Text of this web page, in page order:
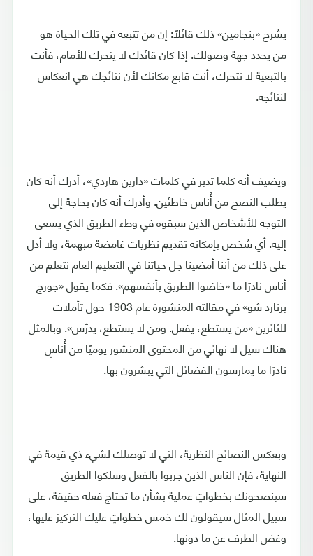
يشرح «بنجامين» ذلك قائلًا: إن من تتبعه في تلك الحياة هو
من يحدد جهة وصولك. إذا كان قائدك لا يتحرك للأمام، فأنت
بالتبعية لا تتحرك، أنت قابع مكانك لأن نتائجك هي انعكاس
لنتائجه.
ويضيف أنه كلما تدبر في كلمات «دارين هاردي»، أدرَك أنه كان
يطلب النصح من أُناس خاطئين. وأدرك أنه كان بحاجة إلى
التوجه للأشخاص الذين سبقوه في وطء الطريق الذي يسعى
إليه. أي شخص بإمكانه تقديم نظريات غامضة مبهمة، ولا أدل
على ذلك من أننا أمضينا جل حياتنا في التعليم العام نتعلم من
أناس نادرًا ما «خاضوا الطريق بأنفسهم». فكما يقول «جورج
برنارد شو» في مقالته المنشورة عام 1903 حول تأملات
للثائرين «من يستطع، يفعل. ومن لا يستطع، يدرِّس». وبالمثل
هناك سيل لا نهائي من المحتوى المنشور يوميًا من أُناسٍ
نادرًا ما يمارسون الفضائل التي يبشرون بها.
وبعكس النصائح النظرية، التي لا توصلك لشيء ذي قيمة في
النهاية، فإن الناس الذين جربوا بالفعل وسلكوا الطريق
سينصحونك بخطواتٍ عملية بشأن ما تحتاج فعله حقيقة، على
سبيل المثال سيقولون لك خمس خطواتٍ عليك التركيز عليها،
وغض الطرف عن ما دونها.